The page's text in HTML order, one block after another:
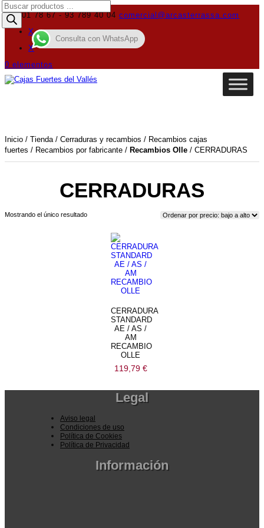
619 01 78 67 - 93 789 40 04 comercial@arcasterrassa.com
X
X
0 elementos
Búsqueda
de
productos
Inicio / Tienda/ Cerraduras y recambios / Recambios cajas
fuertes / Recambios por fabricante / Recambios Olle / CERRADURAS
CERRADURAS
Mostrando el único resultado
CERRADURA
STANDARD
AE / AS /
AM
RECAMBIO
OLLE
119,79 €
Legal
Aviso legal
Condiciones de uso
Política de Cookies
Política de Privacidad
Información
Consulta con WhatsApp